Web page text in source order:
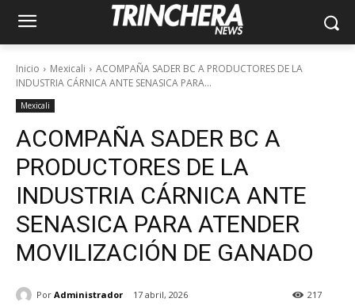
Inicio Mexicali
ACOMPAÑA SADER BC A PRODUCTORES DE LA
INDUSTRIA CÁRNICA ANTE SENASICA PARA...
Mexicali
ACOMPAÑA SADER BC A
PRODUCTORES DE LA
INDUSTRIA CÁRNICA ANTE
SENASICA PARA ATENDER
MOVILIZACIÓN DE GANADO
Por Administrador 17 abril, 2026 217